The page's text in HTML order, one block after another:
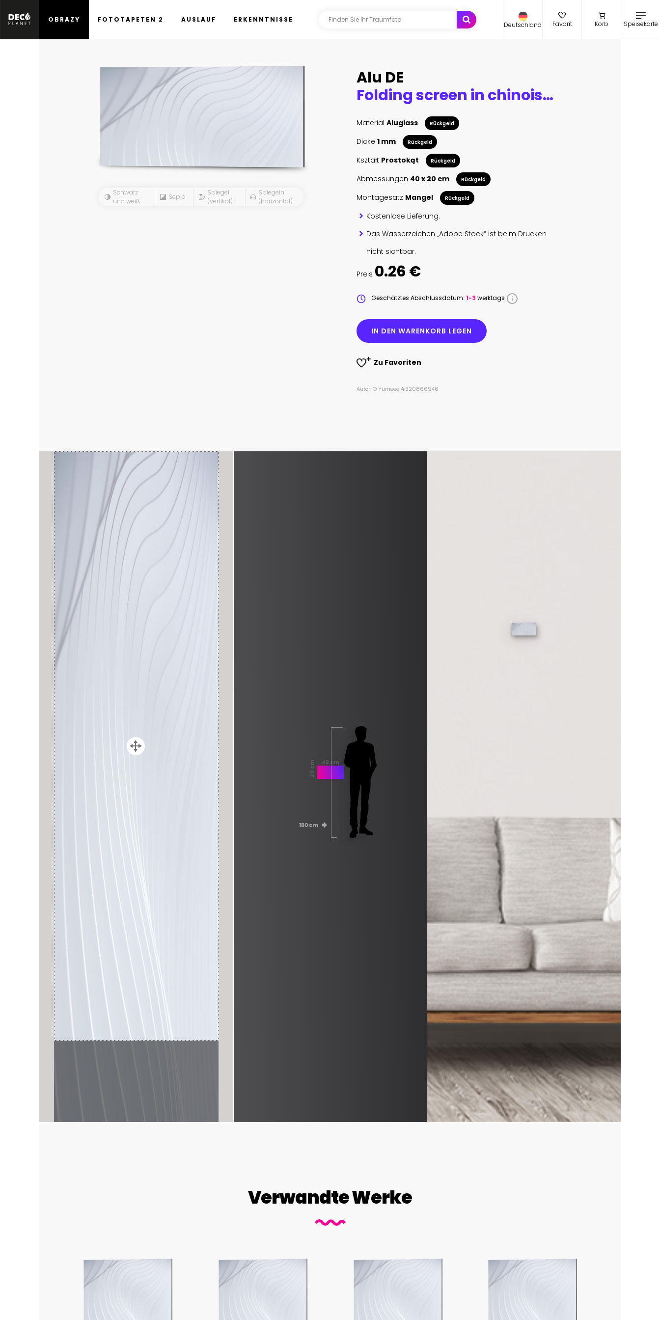
OBRAZY FOTOTAPETEN 2 AUSLAUF ERKENNTNISSE
Deutschland Favorit Korb Speisekarte
Schwarz
und weiß
Sepia
Spiegel
(vertikal)
Spiegeln
(horizontal)
Alu DE
Folding screen in chinoiserie style with peacock and peonies
Material Aluglass Rückgeld
Dicke 1 mm Rückgeld
Kształt Prostokąt Rückgeld
Abmessungen 40 x 20 cm Rückgeld
Montagesatz Mangel Rückgeld
Kostenlose Lieferung.
Das Wasserzeichen „Adobe Stock“ ist beim Drucken
nicht sichtbar.
Preis 0.26 €
Geschätztes Abschlussdatum: 1-3 werktags
IN DEN WARENKORB LEGEN
Zu Favoriten
Autor: © Yumeee #320866946
40 cm
20 cm
Verwandte Werke